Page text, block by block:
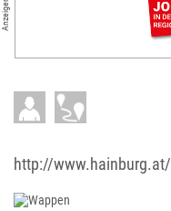
Anzeigen
http://www.hainburg.at/